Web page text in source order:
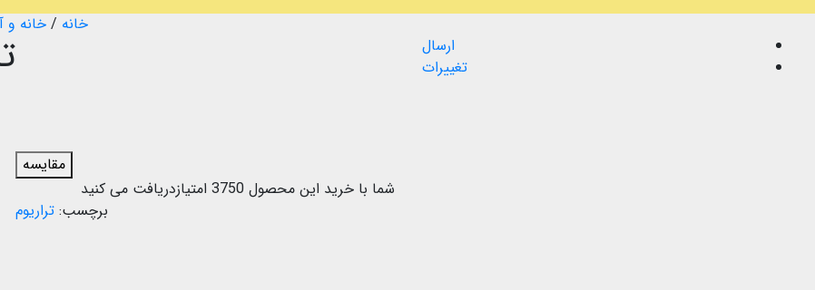
خانه /خانه و
ارسال
تغییرات
مقایسه
شما با خرید این محصول 3750 امتیازدریافت می کنید
برچسب: تراریوم